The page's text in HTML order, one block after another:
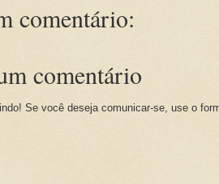
comentário:
comentário
Se você deseja comunicar-se, use o